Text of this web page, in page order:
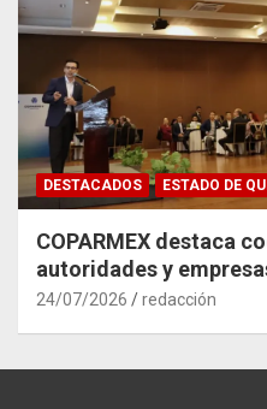
DESTACADOS ESTADO DE
COPARMEX destaca
autoridades y
impacto del Tren
24/07/2026 redacción